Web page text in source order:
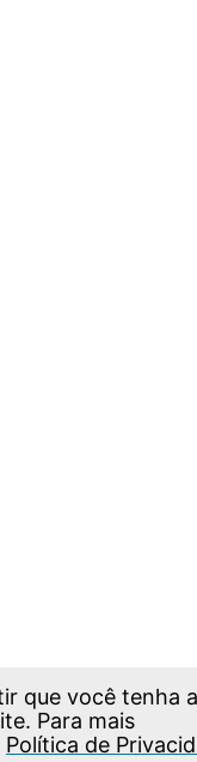
que você tenha a
Para mais
Política de